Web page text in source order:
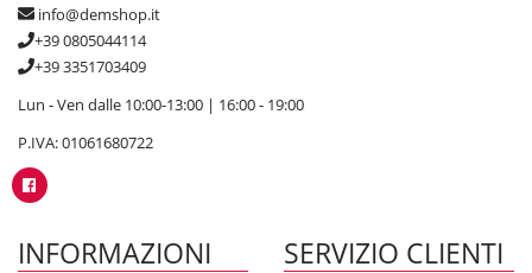
info@demshop.it
+39 0805044114
+39 3351703409
Lun - Ven dalle 10:00-13:00 | 16:00 - 19:00
P.IVA: 01061680722
INFORMAZIONI SERVIZIO CLIENTI